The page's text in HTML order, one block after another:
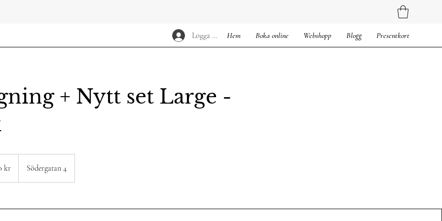
Hem Boka online Webshopp Blogg Presentkort
Logga in
+ Nytt set Large -
kr Södergatan 4